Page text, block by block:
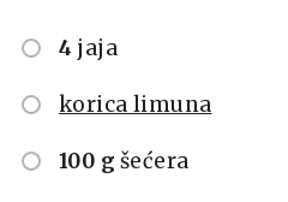
4 jaja
korica limuna
100 g šećera